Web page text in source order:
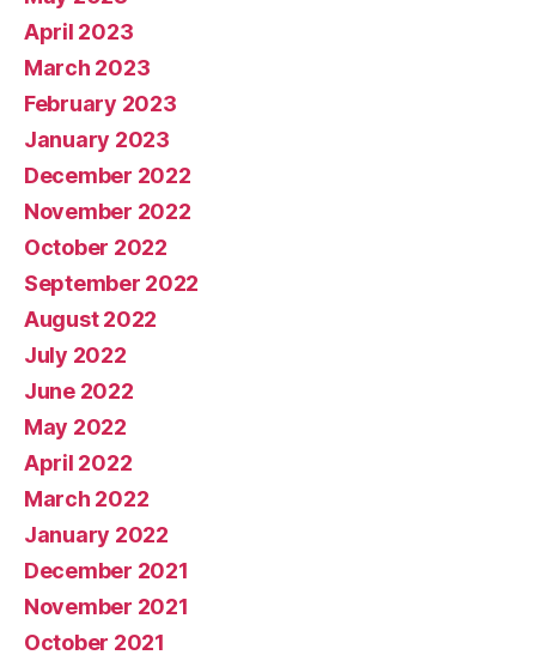
April 2023
March 2023
February 2023
January 2023
December 2022
November 2022
October 2022
September 2022
August 2022
July 2022
June 2022
May 2022
April 2022
March 2022
January 2022
December 2021
November 2021
October 2021